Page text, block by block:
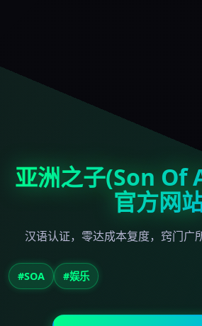
亚洲之子(Son Of
官方网
汉语认证，零达成本复度，窍门广
#SOA #娱乐